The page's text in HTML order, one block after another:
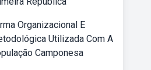
Organizacional E
Utilizada Com A
Camponesa